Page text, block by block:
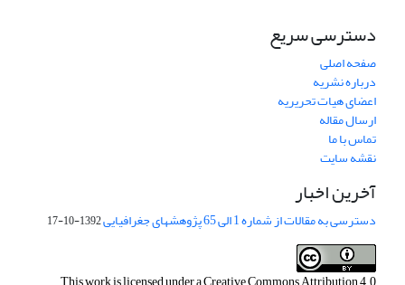
دسترسی سریع
صفحه اصلی
درباره نشریه
اعضای هیات تحریریه
ارسال مقاله
تماس با ما
نقشه سایت
آخرین اخبار
دسترسی به مقالات از شماره 1 الی 65 پژوهشهای جغرافیایی 1392-10-17